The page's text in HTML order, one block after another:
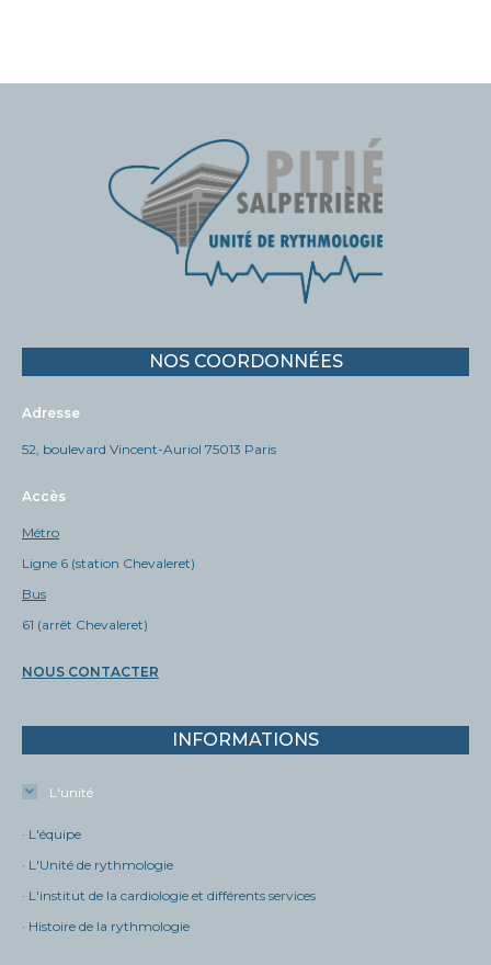
NOS COORDONNÉES
Adresse
52, boulevard Vincent-Auriol 75013 Paris
Accès
Métro
Ligne 6 (station Chevaleret)
Bus
61 (arrêt Chevaleret)
NOUS CONTACTER
INFORMATIONS
L'unité
· L'équipe
· L'Unité de rythmologie
· L'institut de la cardiologie et différents services
· Histoire de la rythmologie